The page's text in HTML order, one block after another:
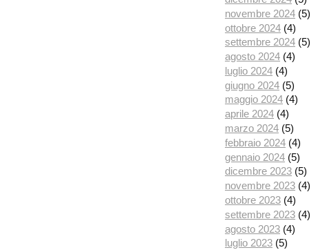
novembre 2024 (5)
ottobre 2024 (4)
settembre 2024 (5)
agosto 2024 (4)
luglio 2024 (4)
giugno 2024 (5)
maggio 2024 (4)
aprile 2024 (4)
marzo 2024 (5)
febbraio 2024 (4)
gennaio 2024 (5)
dicembre 2023 (5)
novembre 2023 (4)
ottobre 2023 (4)
settembre 2023 (4)
agosto 2023 (4)
luglio 2023 (5)